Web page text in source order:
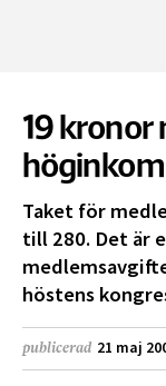
19 kronor
Taket för
till 280. Det är
höstens
publicerad 21 maj